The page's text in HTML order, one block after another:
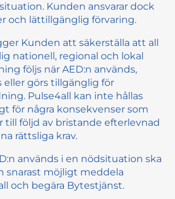
Kunden ansvarar dock
och lättillgänglig förvaring.
Kunden att säkerställa att all
nationell, regional och lokal
följs när AED:n används,
eller görs tillgänglig för
Pulse4all kan inte hållas
för några konsekvenser som
till följd av bristande efterlevnad
rättsliga krav.
används i en nödsituation ska
snarast möjligt meddela
och begära Bytestjänst.